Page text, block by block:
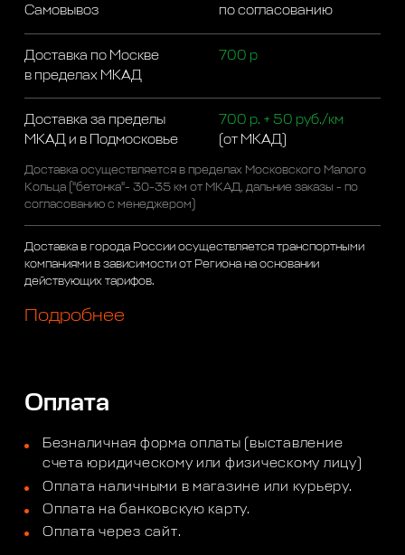
Самовывоз по согласованию
Доставка по Москве
в пределах МКАД
700 р
Доставка за пределы
МКАД и в Подмосковье
700 р. + 50 руб./км
(от МКАД)
Доставка осуществляется в пределах Московского Малого
Кольца ("бетонка"- 30-35 км от МКАД, дальние заказы - по
согласованию с менеджером)
Доставка в города России осуществляется транспортными
компаниями в зависимости от Региона на основании
действующих тарифов.
Подробнее
Оплата
Безналичная форма оплаты (выставление
счета юридическому или физическому лицу)
Оплата наличными в магазине или курьеру.
Оплата на банковскую карту.
Оплата через сайт.